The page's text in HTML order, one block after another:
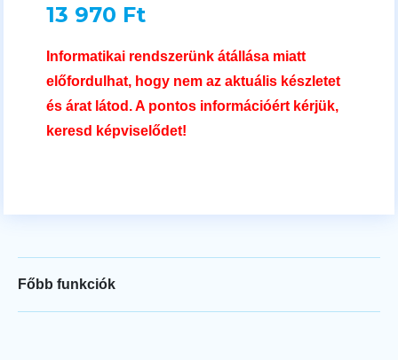
13 970 Ft
Informatikai rendszerünk átállása miatt
előfordulhat, hogy nem az aktuális készletet
és árat látod. A pontos információért kérjük,
keresd képviselődet!
Főbb funkciók